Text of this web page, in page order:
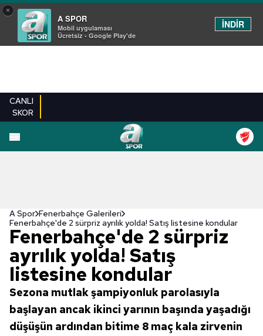
×
A SPOR
Mobil uygulaması
Ücretsiz - Google Play'de
İNDİR
CANLI
SKOR
EN YENILER
A Spor Fenerbahçe Galerileri
Fenerbahçe'de 2 sürpriz ayrılık yolda! Satış listesine kondular
Fenerbahçe'de 2 sürpriz
ayrılık yolda! Satış
listesine kondular
Sezona mutlak şampiyonluk parolasıyla
başlayan ancak ikinci yarının başında yaşadığı
düşüşün ardından bitime 8 maç kala zirvenin